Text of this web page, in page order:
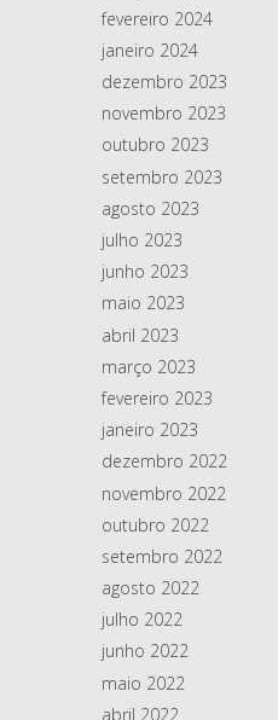
fevereiro 2024
janeiro 2024
dezembro 2023
novembro 2023
outubro 2023
setembro 2023
agosto 2023
julho 2023
junho 2023
maio 2023
abril 2023
março 2023
fevereiro 2023
janeiro 2023
dezembro 2022
novembro 2022
outubro 2022
setembro 2022
agosto 2022
julho 2022
junho 2022
maio 2022
abril 2022